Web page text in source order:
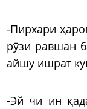
-Пирхари
рӯзи равшан
айшу ишрат
-Эй чи ин